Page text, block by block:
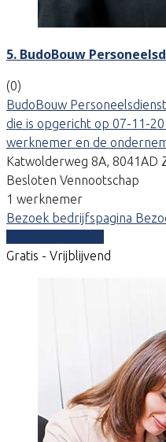
5. BudoBouw
(0)
BudoBouw
die is opgericht op 07-11-
werknemer en de
Katwolderweg 8A, 8041AD
Besloten Vennootschap
1 werknemer
Bezoek bedrijfspagina
Gratis - Vrijblijvend